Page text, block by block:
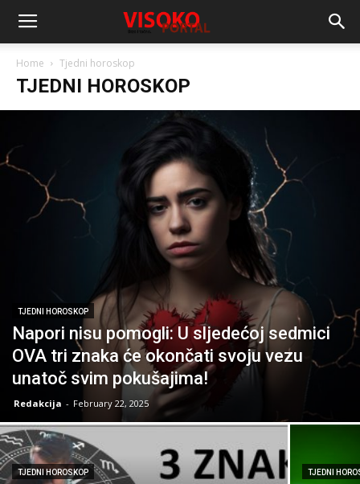
Home Tjedni horoskop
TJEDNI HOROSKOP
TJEDNI HOROSKOP
Napori nisu pomogli: U sljedećoj sedmici
OVA tri znaka će okončati svoju vezu
unatoč svim pokušajima!
Redakcija - February 22, 2025
TJEDNI HOROSKOP TJEDNI